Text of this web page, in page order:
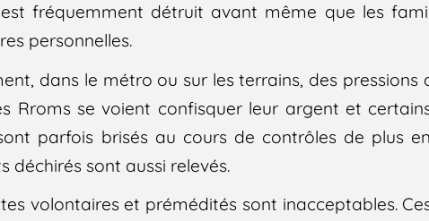
fréquemment détruit avant même que les
personnelles.
dans le métro ou sur les terrains, des
Rroms se voient confisquer leur argent et
parfois brisés au cours de contrôles de plus
déchirés sont aussi relevés.
volontaires et prémédités sont inacceptables.